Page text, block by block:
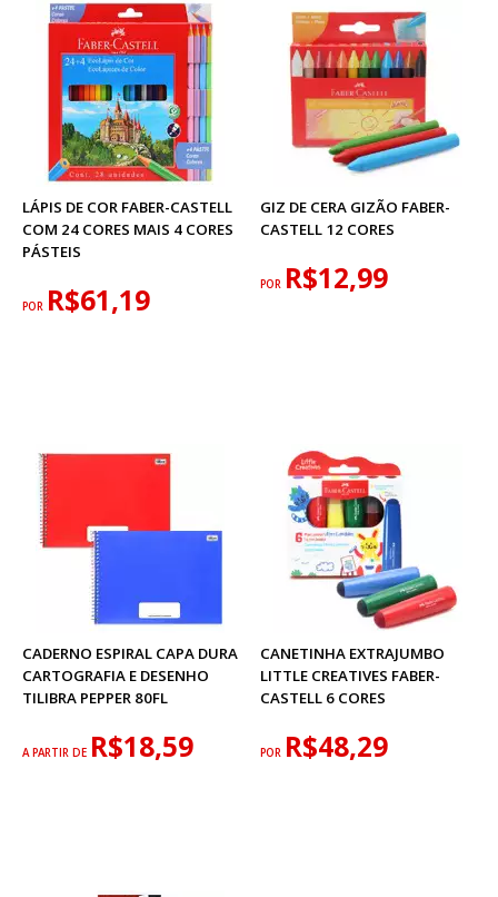
LÁPIS DE COR FABER-CASTELL
COM 24 CORES MAIS 4 CORES
PÁSTEIS
POR R$61,19
GIZ DE CERA GIZÃO FABER-
CASTELL 12 CORES
POR R$12,99
CADERNO ESPIRAL CAPA DURA
CARTOGRAFIA E DESENHO
TILIBRA PEPPER 80FL
A PARTIR DE R$18,59
CANETINHA EXTRAJUMBO
LITTLE CREATIVES FABER-
CASTELL 6 CORES
POR R$48,29